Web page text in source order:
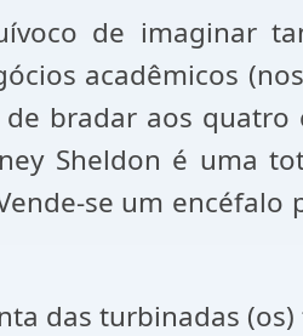
de imaginar
acadêmicos
bradar aos
Sheldon é uma
se um
das turbinadas